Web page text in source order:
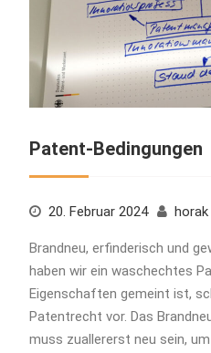
Patent-Bedingungen
20. Februar 2024
Brandneu, erfinderisch und
haben wir ein waschechtes
Eigenschaften gemeint ist,
Patentrecht vor. Das
muss zuallererst neu sein,